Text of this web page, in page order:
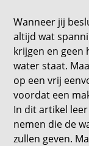
Wanneer jij
altijd wat
krijgen en
water staat.
op een vrij
voordat een
In dit artikel
nemen die de
zullen geven.